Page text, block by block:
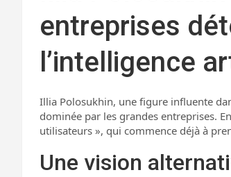
entreprises
l’intelligence
Illia Polosukhin, une figure influente
dominée par les grandes entreprises.
utilisateurs », qui commence déjà à
Une vision